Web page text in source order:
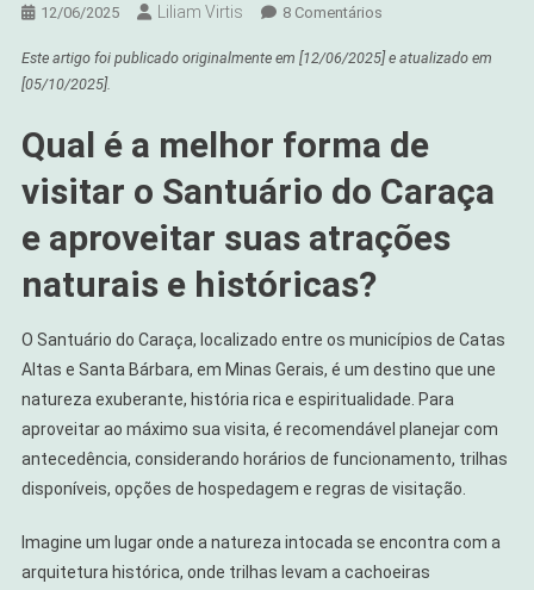
12/06/2025 Liliam Virtis 8 ComentáriosEm
Do
Místico
E
Natural
Em
MG
Este artigo foi publicado originalmente em [12/06/2025]e atualizado em
[05/10/2025].
Qual é a melhor forma de
visitar o Santuário do Caraça
e aproveitar suas atrações
naturais e históricas?
O Santuário do Caraça, localizado entre os municípios de Catas
Altas e Santa Bárbara, em Minas Gerais, é um destino que une
natureza exuberante, história rica e espiritualidade. Para
aproveitar ao máximo sua visita, é recomendável planejar com
antecedência, considerando horários de funcionamento, trilhas
disponíveis, opções de hospedagem e regras de visitação.
Imagine um lugar onde a natureza intocada se encontra com a
arquitetura histórica, onde trilhas levam a cachoeiras